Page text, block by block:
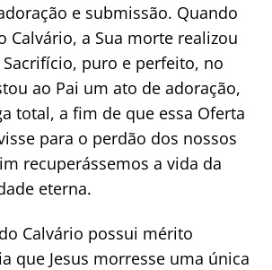
e submissão. Quando
Calvário, a Sua morte realizou
puro e perfeito, no
ao Pai um ato de adoração,
total, a fim de que essa Oferta
para o perdão dos nossos
recuperássemos a vida da
eterna.
Calvário possui mérito
que Jesus morresse uma única